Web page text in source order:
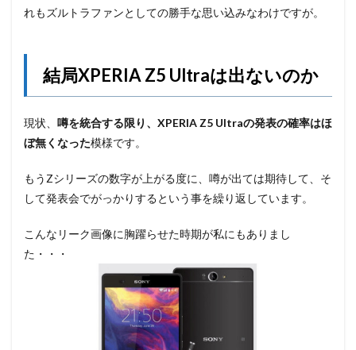
れもズルトラファンとしての勝手な思い込みなわけですが。
結局XPERIA Z5 Ultraは出ないのか
現状、 噂を統合する限り、XPERIA Z5 Ultraの発表の確率はほ
ぼ無くなった模様です。
もうZシリーズの数字が上がる度に、噂が出ては期待して、そ
して発表会でがっかりするという事を繰り返しています。
こんなリーク画像に胸躍らせた時期が私にもありまし
た・・・